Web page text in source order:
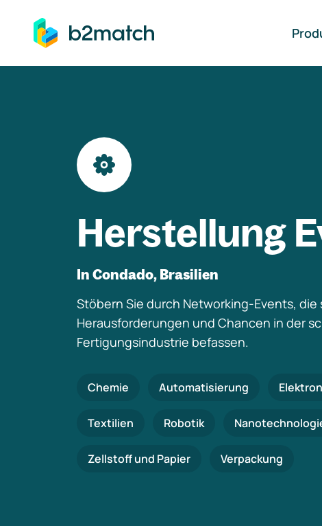
springen
Herstellung
In Condado, Brasilien
Stöbern Sie durch Networking-Events,
Herausforderungen und Chancen in der
Fertigungsindustrie befassen.
Chemie Automatisierung
Textilien Robotik
Zellstoff und Papier Verpackung